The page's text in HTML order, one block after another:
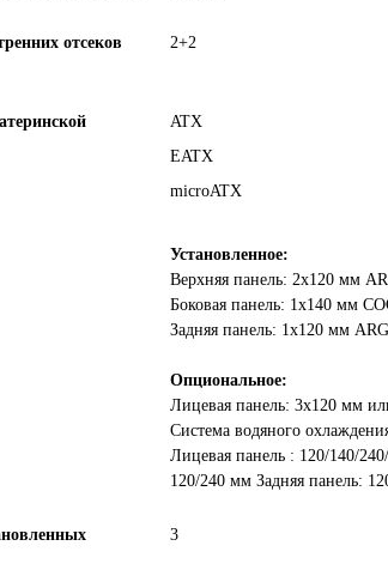
отсеков
2+2
ATX
EATX
microATX
Установленное:
Верхняя панель: 2x120 мм
Боковая панель: 1х140 мм
Задняя панель: 1x120 мм
Опциональное:
Лицевая панель: 3x120 мм
Система водяного
Лицевая панель : 120/140/
120/240 мм Задняя панель:
3